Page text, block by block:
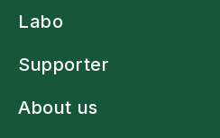
アームスリングケープ
アームスリング標準型
アームストラップシャツ
多機能レインウェア
Labo
Supporter
About us